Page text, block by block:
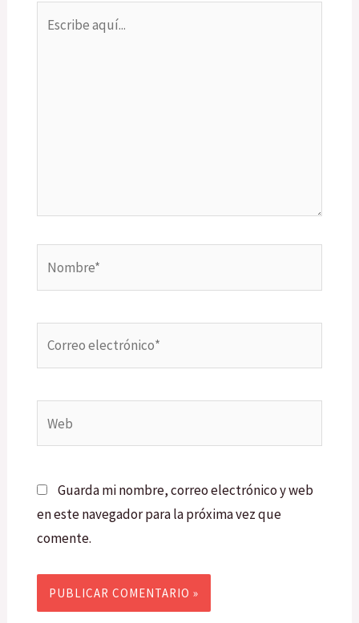
Guarda mi nombre, correo electrónico y web
en este navegador para la próxima vez que
comente.